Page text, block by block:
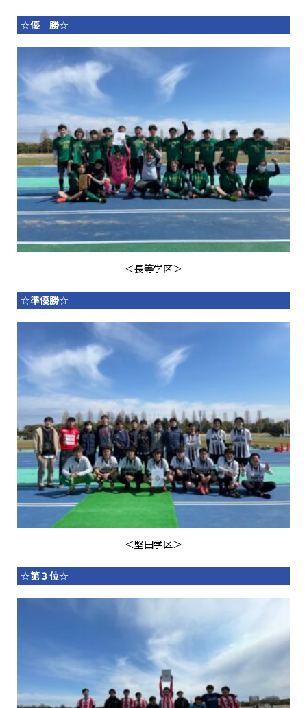
☆優 勝☆
＜長等学区＞
☆準優勝☆
＜堅田学区＞
☆第３位☆